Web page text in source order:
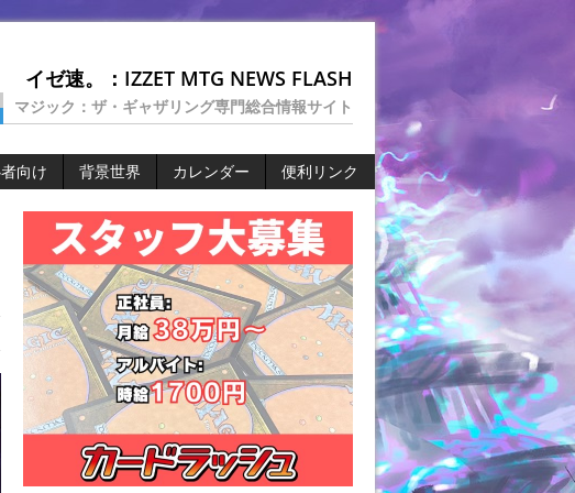
イゼ速。：IZZET MTG NEWS FLASH
マジック：ザ・ギャザリング専門総合情報サイト
向け 背景世界 カレンダー 便利リンク